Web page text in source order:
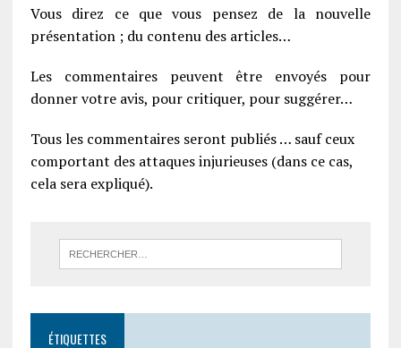
Vous direz ce que vous pensez de la nouvelle
présentation ; du contenu des articles…
Les commentaires peuvent être envoyés pour
donner votre avis, pour critiquer, pour suggérer…
Tous les commentaires seront publiés … sauf ceux
comportant des attaques injurieuses (dans ce cas,
cela sera expliqué).
ÉTIQUETTES